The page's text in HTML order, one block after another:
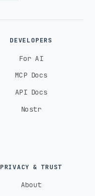
DEVELOPERS
For AI
MCP Docs
API Docs
Nostr
PRIVACY & TRUST
About